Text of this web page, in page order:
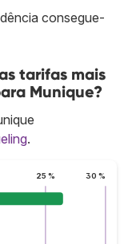
consegue-
tarifas mais
Munique?
.
25 % 30 %